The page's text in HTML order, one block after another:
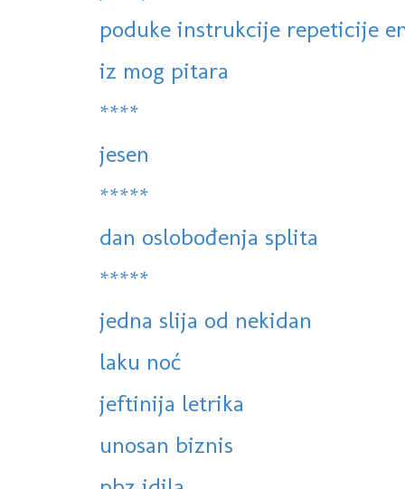
poduke instrukcije repeticije
iz mog pitara
****
jesen
*****
dan oslobođenja splita
*****
jedna slija od nekidan
laku noć
jeftinija letrika
unosan biznis